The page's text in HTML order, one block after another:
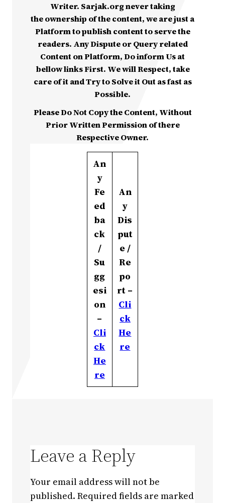
Writer. Sarjak.org never taking
the ownership of the content, we are just a
Platform to publish content to serve the
readers. Any Dispute or Query related
Content on Platform, Do inform Us at
bellow links First. We will Respect, take
care of it and Try to Solve it Out as fast as
Possible.
Please Do Not Copy the Content, Without
Prior Written Permission of there
Respective Owner.
An
y
Fe
ed
ba
ck
/
Su
gg
esi
on
–
Cli
ck
He
re
An
y
Dis
put
e /
Re
po
rt –
Cli
ck
He
re
Leave a Reply
Your email address will not be
published. Required fields are marked